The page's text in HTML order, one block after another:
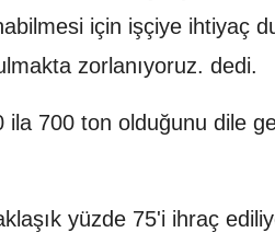
için işçiye ihtiyaç
zorlanıyoruz. dedi.
ila 700 ton olduğunu dile
yüzde 75'i ihraç